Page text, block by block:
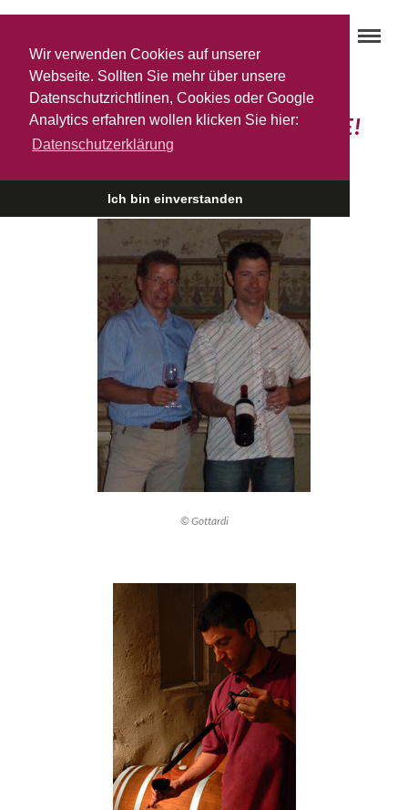
Wir verwenden Cookies auf unserer
Webseite. Sollten Sie mehr über unsere
Datenschutzrichtlinen, Cookies oder Google
Analytics erfahren wollen klicken Sie hier:
Datenschutzerklärung
Ich bin einverstanden
Alle Jahre wieder MONTLOBRE!
10. DEZEMBER 2010
© Gottardi